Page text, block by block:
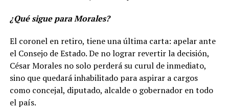
¿Qué sigue para Morales?
El coronel en retiro, tiene una última carta: apelar ante
el Consejo de Estado. De no lograr revertir la decisión,
César Morales no solo perderá su curul de inmediato,
sino que quedará inhabilitado para aspirar a cargos
como concejal, diputado, alcalde o gobernador en todo
el país.